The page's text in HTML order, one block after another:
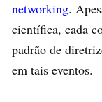
networking.
científica, cada
padrão de
em tais eventos.